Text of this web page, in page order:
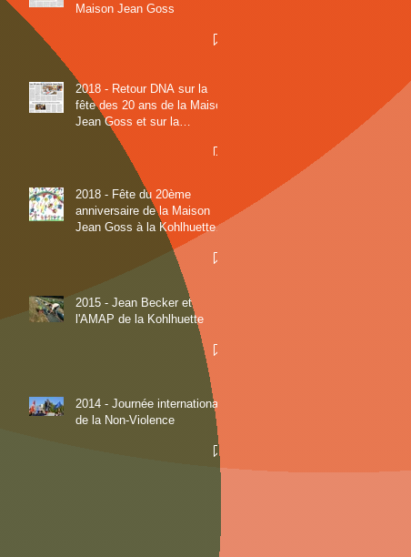
Maison Jean Goss
2018 - Retour DNA sur la
fête des 20 ans de la Maison
Jean Goss et sur la
Projection conférence
"Liberté au Tibet"
2018 - Fête du 20ème
anniversaire de la Maison
Jean Goss à la Kohlhuette le
2015 - Jean Becker et
l'AMAP de la Kohlhuette
2014 - Journée internationale
de la Non-Violence